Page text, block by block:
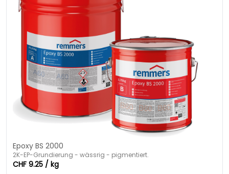
Epoxy BS 2000
2K-EP-Grundierung - wässrig - pigmentiert.
CHF 9.25 / kg